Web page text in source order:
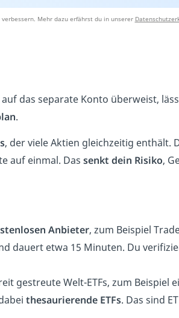
Mehr dazu erfährst du in unserer
das separate Konto überweist,
.
, der viele Aktien gleichzeitig enthält.
auf einmal. Das senkt dein Risiko,
Anbieter, zum Beispiel
dauert etwa 15 Minuten. Du
gestreute Welt-ETFs, zum Beispiel
thesaurierende ETFs. Das sind